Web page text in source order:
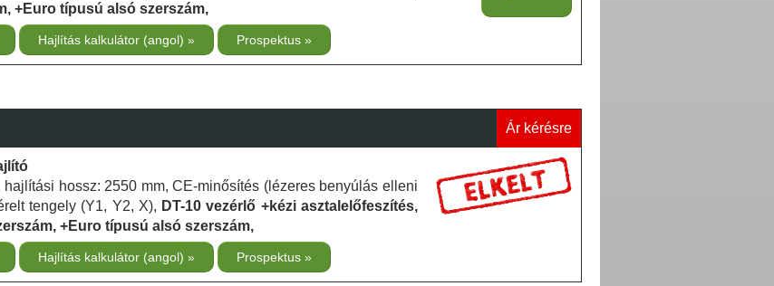
+Euro típusú alsó szerszám,
Hajlítás kalkulátor (angol) Prospektus
Ár kérésre
hajlítási hossz: 2550 mm, CE-minősítés (lézeres benyúlás elleni
tengely (Y1, Y2, X), DT-10 vezérlő +kézi asztalelőfeszítés,
+Euro típusú alsó szerszám,
Hajlítás kalkulátor (angol) Prospektus